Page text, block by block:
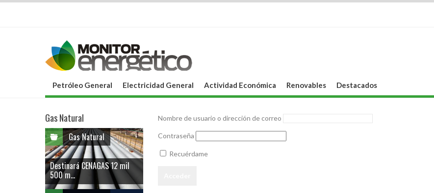
Petróleo General Electricidad General Actividad Económica Renovables Destacados
Nombre de usuario o dirección de correo
Contraseña
Recuérdame
Gas Natural
Gas Natural
Destinará CENAGAS 12 mil
500 m...